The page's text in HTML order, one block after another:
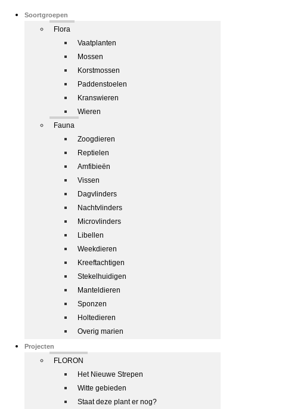
Soortgroepen
Flora
Vaatplanten
Mossen
Korstmossen
Paddenstoelen
Kranswieren
Wieren
Fauna
Zoogdieren
Reptielen
Amfibieën
Vissen
Dagvlinders
Nachtvlinders
Microvlinders
Libellen
Weekdieren
Kreeftachtigen
Stekelhuidigen
Manteldieren
Sponzen
Holtedieren
Overig marien
Projecten
FLORON
Het Nieuwe Strepen
Witte gebieden
Staat deze plant er nog?